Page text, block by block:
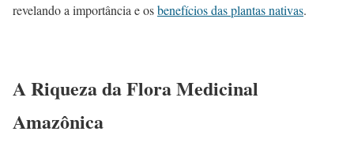
revelando a importância e osbenefícios das plantas nativas.
A Riqueza da Flora Medicinal
Amazônica